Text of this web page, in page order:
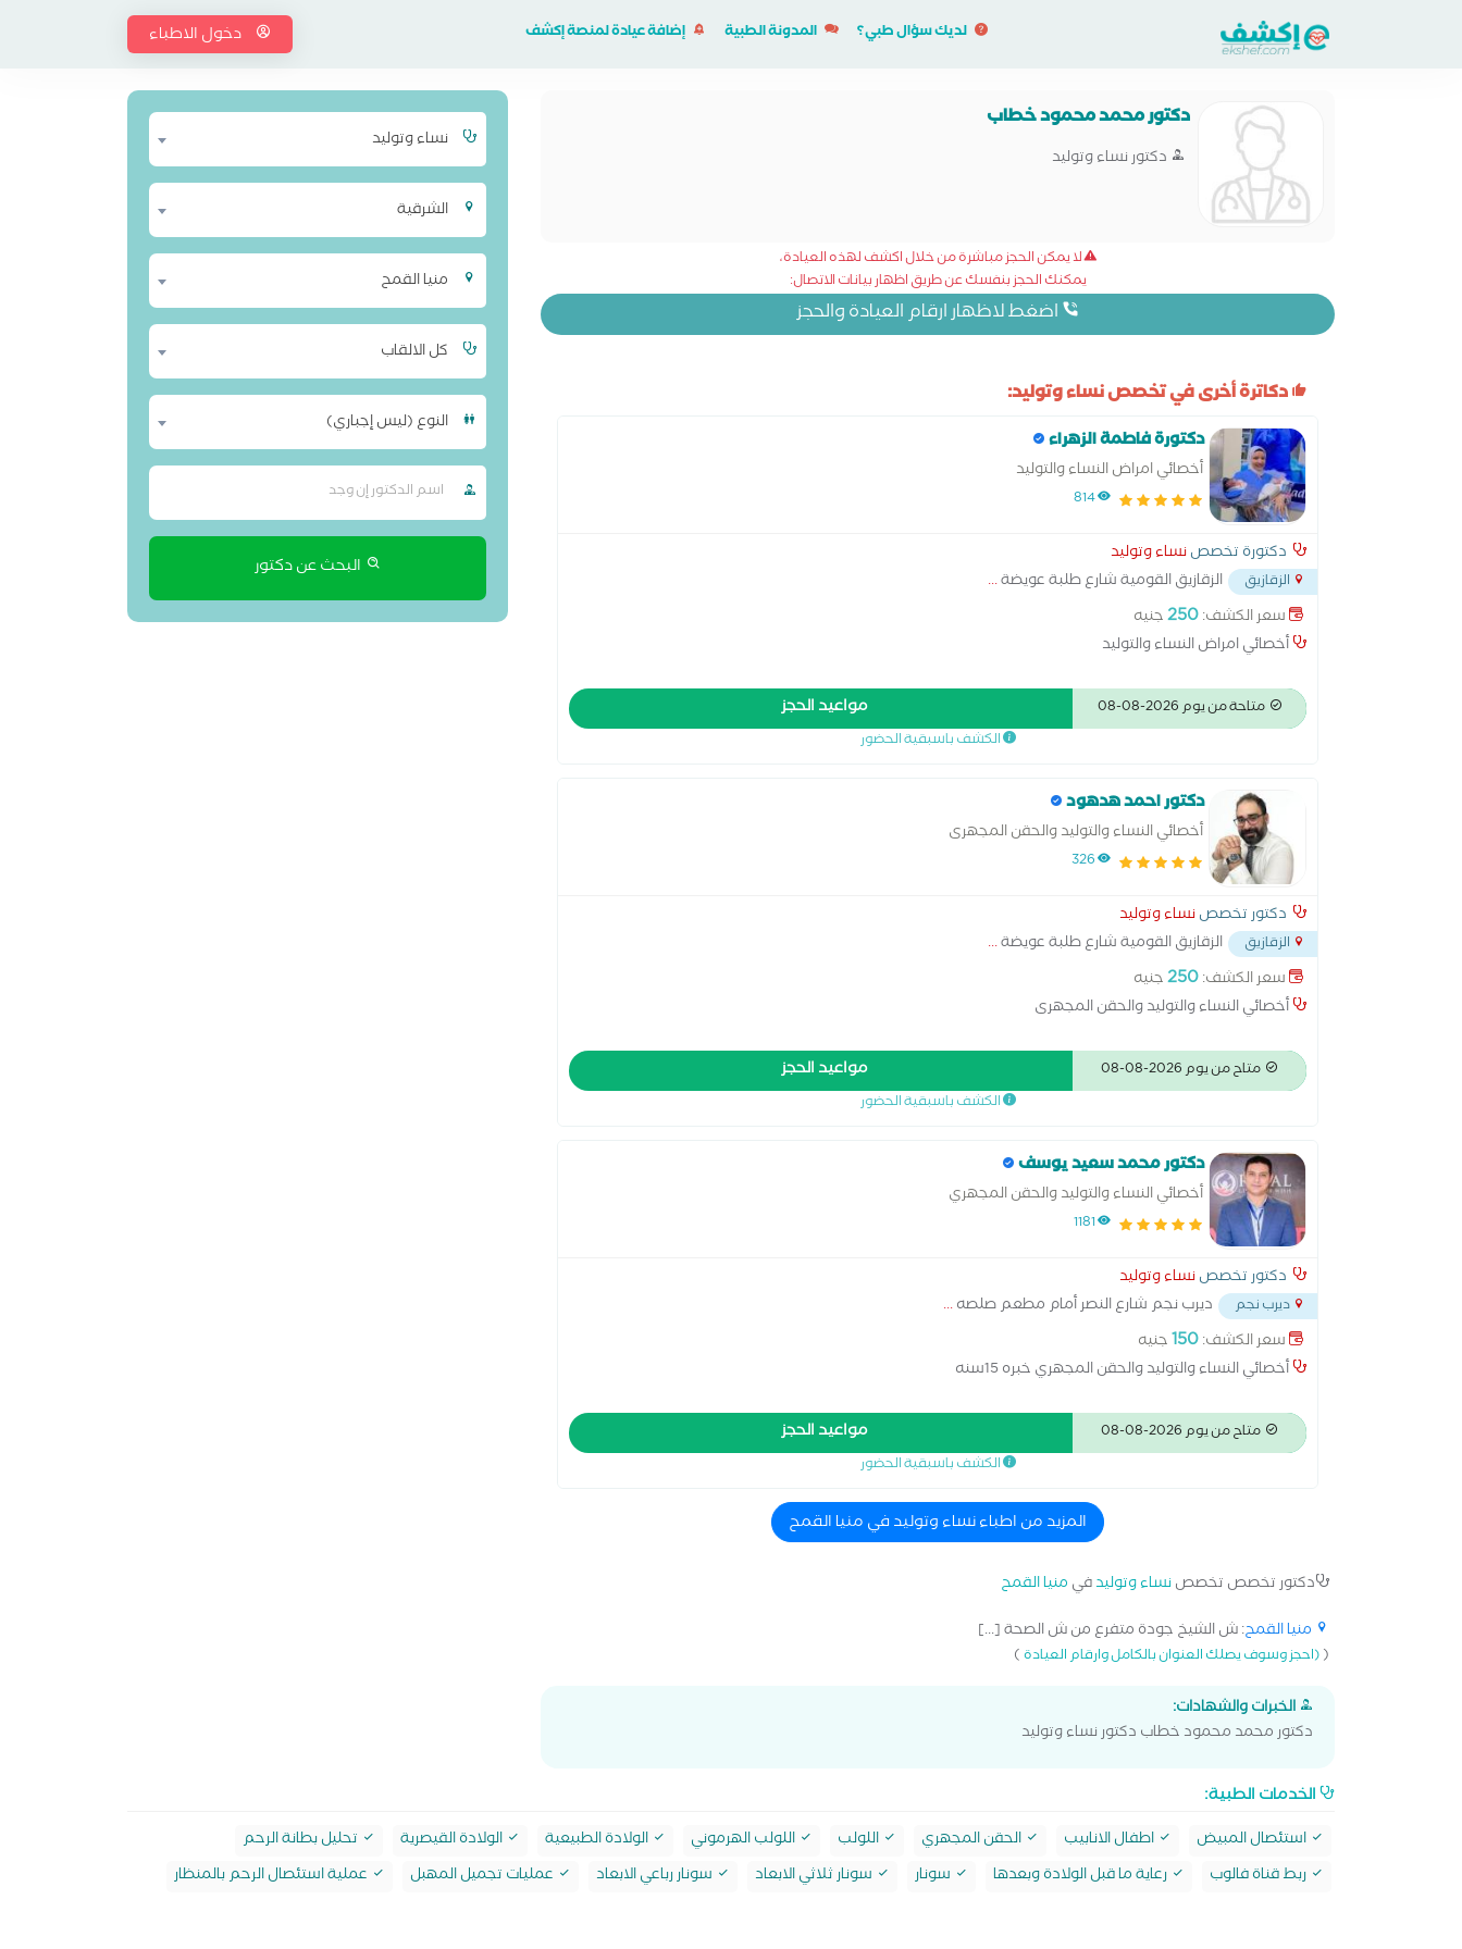
لديك سؤال طبي؟ المدونة الطبية إضافة عيادة لمنصة إكشف دخول الاطباء
دكتور محمد محمود خطاب
دكتور نساء وتوليد
لا يمكن الحجز مباشرة من خلال اكشف لهذه العيادة،
يمكنك الحجز بنفسك عن طريق اظهار بيانات الاتصال:
اضغط لاظهار ارقام العيادة والحجز
دكاترة أخرى في تخصص نساء وتوليد:
دكتورة فاطمة الزهراء
أخصائي امراض النساء والتوليد
814
دكتورة تخصصنساء وتوليد
الزقازيق الزقازيق القومية شارع طلبة عويضة...
سعر الكشف:250جنيه
أخصائي امراض النساء والتوليد
متاحة من يوم 2026-08-08 مواعيد الحجز
الكشف باسبقية الحضور
دكتور احمد هدهود
أخصائي النساء والتوليد والحقن المجهرى
326
دكتور تخصصنساء وتوليد
الزقازيق الزقازيق القومية شارع طلبة عويضة...
سعر الكشف:250جنيه
أخصائي النساء والتوليد والحقن المجهرى
متاح من يوم 2026-08-08 مواعيد الحجز
الكشف باسبقية الحضور
دكتور محمد سعيد يوسف
أخصائي النساء والتوليد والحقن المجهري
1181
دكتور تخصصنساء وتوليد
ديرب نجم ديرب نجم شارع النصر أمام مطعم صلصه...
سعر الكشف:150جنيه
أخصائي النساء والتوليد والحقن المجهري خبره 15سنه
متاح من يوم 2026-08-08 مواعيد الحجز
الكشف باسبقية الحضور
المزيد من اطباء نساء وتوليد في منيا القمح
دكتور تخصص تخصصنساء وتوليدفي منيا القمح
منيا القمح: ش الشيخ جودة متفرع من ش الصحة [...]
((احجز وسوف يصلك العنوان بالكامل وارقام العيادة)
الخبرات والشهادات:
دكتور محمد محمود خطاب دكتور نساء وتوليد
نساء وتوليد
الشرقية
منيا القمح
كل الالقاب
النوع (ليس إجباري)
البحث عن دكتور
الخدمات الطبية:
استئصال المبيض اطفال الانابيب الحقن المجهري اللولب اللولب الهرموني الولادة الطبيعية الولادة القيصرية
تحليل بطانة الرحم
ربط قناة فالوب
رعاية ما قبل الولادة وبعدها سونار سونار ثلاثي الابعاد سونار رباعي الابعاد عمليات تجميل المهبل عملية استئصال الرحم بالمنظار